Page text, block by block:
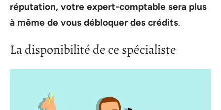
réputation, votre expert-comptable sera plus
à même de vous débloquer des crédits.
La disponibilité de ce spécialiste